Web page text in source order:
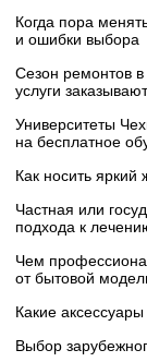
Когда пора
и ошибки выбора
Сезон ремонтов в
услуги
Университеты
на бесплатное
Как носить
Частная или
подхода к
Чем
от бытовой
Какие
Выбор